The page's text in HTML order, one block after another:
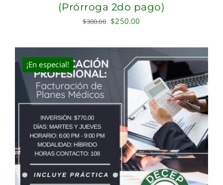
(Prórroga 2do pago)
$300.00 Original
was:
$300.00.
$250.00
is:
$250.00.
¡En especial!